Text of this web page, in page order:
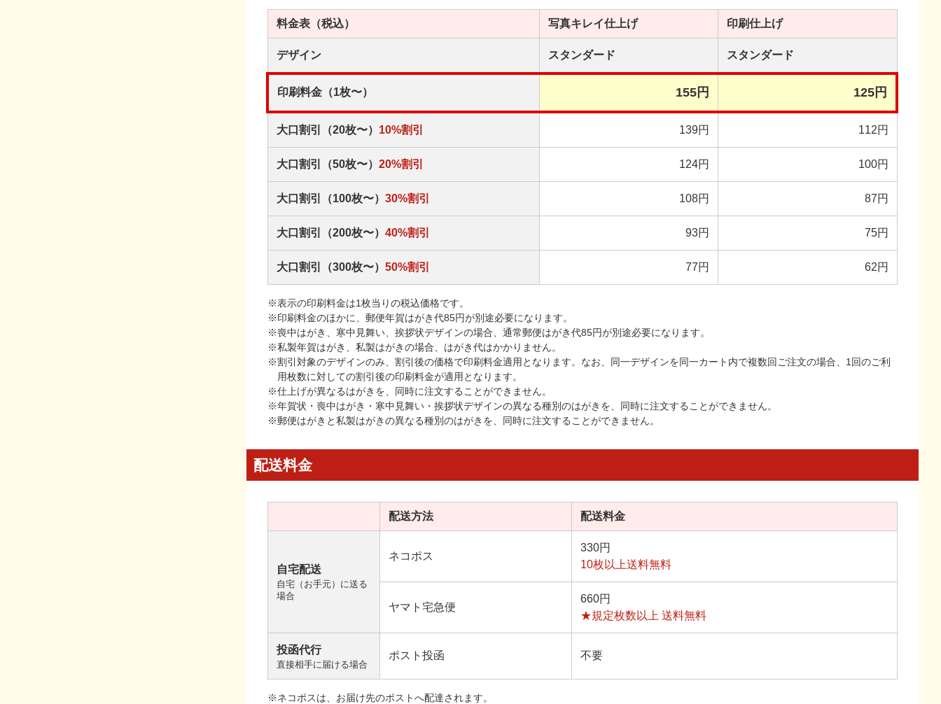
料金表 （税込） 写真キレイ仕上げ 印刷仕上げ
デザイン スタンダード スタンダード
印刷料金（1枚〜） 155円 125円
大口割引（20枚〜） 10%割引 139円 112円
大口割引（50枚〜） 20%割引 124円 100円
大口割引（100枚〜） 30%割引 108円 87円
大口割引（200枚〜） 40%割引 93円 75円
大口割引（300枚〜） 50%割引 77円 62円
※表示の印刷料金は1枚当りの税込価格です。
※印刷料金のほかに、郵便年賀はがき代85円が別途必要になります。
※喪中はがき、寒中見舞い、挨拶状デザインの場合、通常郵便はがき代85円が別途必要になります。
※私製年賀はがき、私製はがきの場合、はがき代はかかりません。
※割引対象のデザインのみ、割引後の価格で印刷料金適用となります。なお、同一デザインを同一カート内で複数回ご注文の場合、1回のご利
用枚数に対しての割引後の印刷料金が適用となります。
※仕上げが異なるはがきを、同時に注文することができません。
※年賀状・喪中はがき・寒中見舞い・挨拶状デザインの異なる種別のはがきを、同時に注文することができません。
※郵便はがきと私製はがきの異なる種別のはがきを、同時に注文することができません。
配送料金
配送方法 配送料金
自宅配送
自宅（お手元）に送る
場合
ネコポス
330円
10枚以上送料無料
ヤマト宅急便
660円
★規定枚数以上 送料無料
投函代行
直接相手に届ける場合
ポスト投函 不要
※ネコポスは、お届け先のポストへ配達されます。